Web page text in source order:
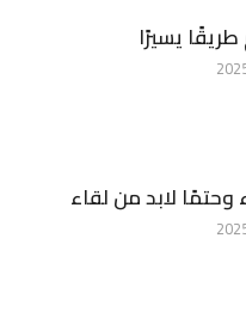
طريقًا يسيرًا
وحتمًا لابد من لقاء